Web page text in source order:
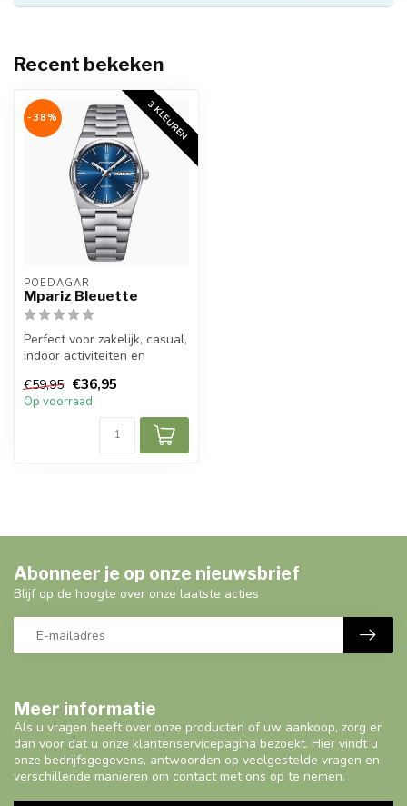
Recent bekeken
3 KLEUREN
-38%
POEDAGAR
Mpariz Bleuette
Perfect voor zakelijk, casual,
indoor activiteiten en
€59,95 €36,95
Op voorraad
Meer informatie
Als u vragen heeft over onze producten of uw aankoop, zorg er
dan voor dat u onze klantenservicepagina bezoekt. Hier vindt u
onze bedrijfsgegevens, antwoorden op veelgestelde vragen en
verschillende manieren om contact met ons op te nemen.
Abonneer je op onze nieuwsbrief
Blijf op de hoogte over onze laatste acties